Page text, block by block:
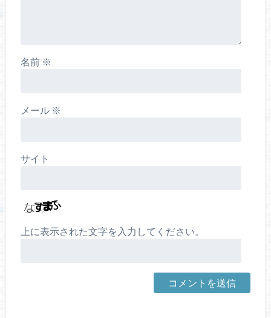
名前 ※
メール ※
サイト
上に表示された文字を入力してください。